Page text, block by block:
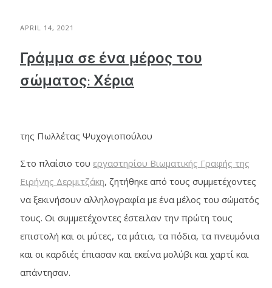
APRIL 14, 2021
Γράμμα σε ένα μέρος του
σώματος: Χέρια
της Πωλλέτας Ψυχογιοπούλου
Στο πλαίσιο του εργαστηρίου Βιωματικής Γραφής της
Ειρήνης Δερμιτζάκη, ζητήθηκε από τους συμμετέχοντες
να ξεκινήσουν αλληλογραφία με ένα μέλος του σώματός
τους. Οι συμμετέχοντες έστειλαν την πρώτη τους
επιστολή και οι μύτες, τα μάτια, τα πόδια, τα πνευμόνια
και οι καρδιές έπιασαν και εκείνα μολύβι και χαρτί και
απάντησαν.